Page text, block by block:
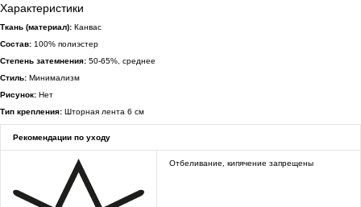
Характеристики
Ткань (материал): Канвас
Состав: 100% полиэстер
Степень затемнения: 50-65%, среднее
Стиль: Минимализм
Рисунок: Нет
Тип крепления: Шторная лента 6 см
Рекомендации по уходу
Отбеливание, кипячение запрещены